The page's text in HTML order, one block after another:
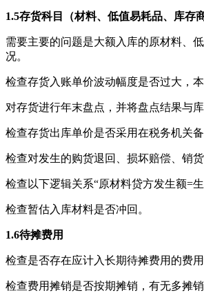
1.5存货科目（材料、低值易耗品、库存商
需要主要的问题是大额入库的原材料、
况。
检查存货入账单价波动幅度是否过大，
对存货进行年末盘点，并将盘点结果与
检查存货出库单价是否采用在税务机关
检查对发生的购货退回、损坏赔偿、销
检查以下逻辑关系“原材料贷方发生额=
检查暂估入库材料是否冲回。
1.6待摊费用
检查是否存在应计入长期待摊费用的费
检查费用摊销是否按期摊销，有无多摊